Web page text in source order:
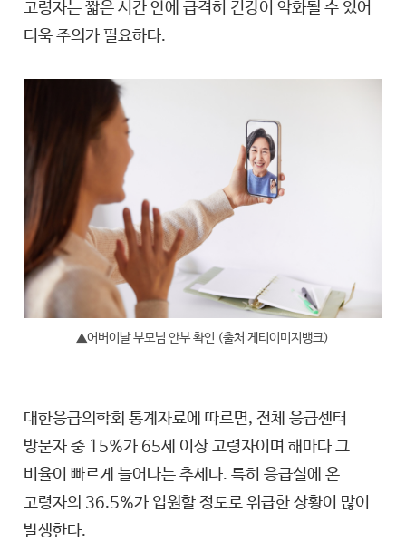
고령자는 짧은 시간 안에 급격히 건강이 악화될 수 있어
더욱 주의가 필요하다.
▲어버이날 부모님 안부 확인 (출처 게티이미지뱅크)
대한응급의학회 통계자료에 따르면, 전체 응급센터
방문자 중 15%가 65세 이상 고령자이며 해마다 그
비율이 빠르게 늘어나는 추세다. 특히 응급실에 온
고령자의 36.5%가 입원할 정도로 위급한 상황이 많이
발생한다.